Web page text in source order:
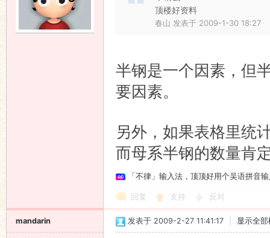
顶楼好资料
春山 发表于 2009-1-30 18:27
半钢是一个因素，但
要因素。
另外，如果表格里统
而母系半钢的数量肯
「不律」输入法，顶顶好用个吴语拼音
回复 支持 反对
mandarin 发表于 2009-2-27 11:41:17 显示全部